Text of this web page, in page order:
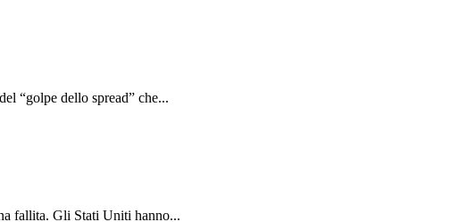
“golpe dello spread” che...
fallita. Gli Stati Uniti hanno...